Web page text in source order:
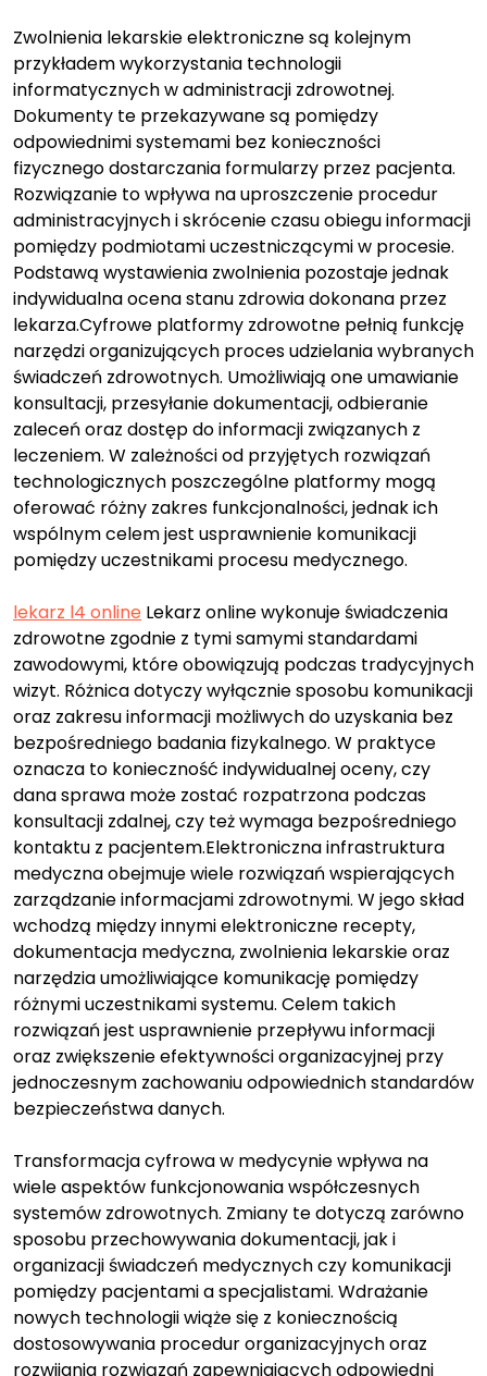
Zwolnienia lekarskie elektroniczne są kolejnym
przykładem wykorzystania technologii
informatycznych w administracji zdrowotnej.
Dokumenty te przekazywane są pomiędzy
odpowiednimi systemami bez konieczności
fizycznego dostarczania formularzy przez pacjenta.
Rozwiązanie to wpływa na uproszczenie procedur
administracyjnych i skrócenie czasu obiegu informacji
pomiędzy podmiotami uczestniczącymi w procesie.
Podstawą wystawienia zwolnienia pozostaje jednak
indywidualna ocena stanu zdrowia dokonana przez
lekarza.Cyfrowe platformy zdrowotne pełnią funkcję
narzędzi organizujących proces udzielania wybranych
świadczeń zdrowotnych. Umożliwiają one umawianie
konsultacji, przesyłanie dokumentacji, odbieranie
zaleceń oraz dostęp do informacji związanych z
leczeniem. W zależności od przyjętych rozwiązań
technologicznych poszczególne platformy mogą
oferować różny zakres funkcjonalności, jednak ich
wspólnym celem jest usprawnienie komunikacji
pomiędzy uczestnikami procesu medycznego.
lekarz l4 online Lekarz online wykonuje świadczenia
zdrowotne zgodnie z tymi samymi standardami
zawodowymi, które obowiązują podczas tradycyjnych
wizyt. Różnica dotyczy wyłącznie sposobu komunikacji
oraz zakresu informacji możliwych do uzyskania bez
bezpośredniego badania fizykalnego. W praktyce
oznacza to konieczność indywidualnej oceny, czy
dana sprawa może zostać rozpatrzona podczas
konsultacji zdalnej, czy też wymaga bezpośredniego
kontaktu z pacjentem.Elektroniczna infrastruktura
medyczna obejmuje wiele rozwiązań wspierających
zarządzanie informacjami zdrowotnymi. W jego skład
wchodzą między innymi elektroniczne recepty,
dokumentacja medyczna, zwolnienia lekarskie oraz
narzędzia umożliwiające komunikację pomiędzy
różnymi uczestnikami systemu. Celem takich
rozwiązań jest usprawnienie przepływu informacji
oraz zwiększenie efektywności organizacyjnej przy
jednoczesnym zachowaniu odpowiednich standardów
bezpieczeństwa danych.
Transformacja cyfrowa w medycynie wpływa na
wiele aspektów funkcjonowania współczesnych
systemów zdrowotnych. Zmiany te dotyczą zarówno
sposobu przechowywania dokumentacji, jak i
organizacji świadczeń medycznych czy komunikacji
pomiędzy pacjentami a specjalistami. Wdrażanie
nowych technologii wiąże się z koniecznością
dostosowywania procedur organizacyjnych oraz
rozwijania rozwiązań zapewniających odpowiedni